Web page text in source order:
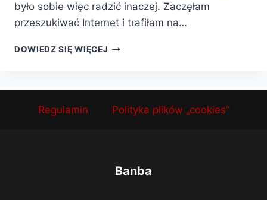
było sobie więc radzić inaczej. Zaczęłam
przeszukiwać Internet i trafiłam na…
DOWIEDZ SIĘ WIĘCEJ
Regulamin Polityka plików „cookies”
Banba